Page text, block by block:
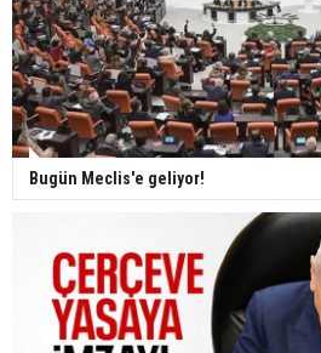
Bugün Meclis'e geliyor!